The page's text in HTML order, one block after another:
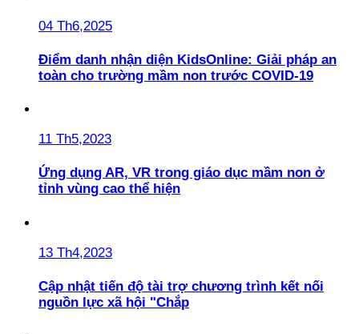
04 Th6,2025
Điểm danh nhận diện KidsOnline: Giải pháp an
toàn cho trường mầm non trước COVID-19
11 Th5,2023
Ứng dụng AR, VR trong giáo dục mầm non ở
tỉnh vùng cao thể hiện
13 Th4,2023
Cập nhật tiến độ tài trợ chương trình kết nối
nguồn lực xã hội "Chắp